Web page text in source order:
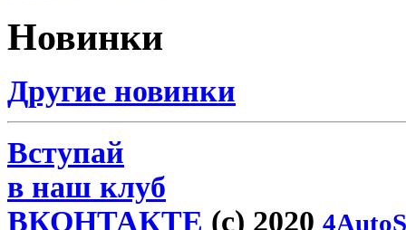
Новинки
Другие новинки
Вступай
в наш клуб
ВКОНТАКТЕ (c) 2020